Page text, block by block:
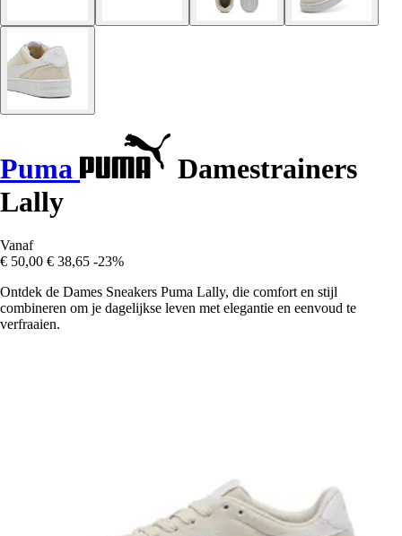
Puma
Damestrainers
Lally
Vanaf
€ 50,00 € 38,65 -23%
Ontdek de Dames Sneakers Puma Lally, die comfort en stijl
combineren om je dagelijkse leven met elegantie en eenvoud te
verfraaien.